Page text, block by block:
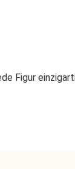
Figur